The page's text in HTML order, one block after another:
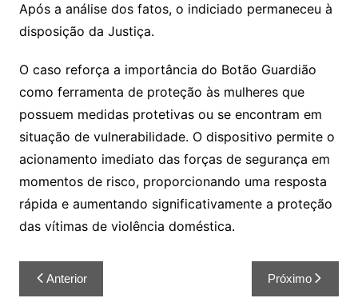
Após a análise dos fatos, o indiciado permaneceu à
disposição da Justiça.
O caso reforça a importância do Botão Guardião
como ferramenta de proteção às mulheres que
possuem medidas protetivas ou se encontram em
situação de vulnerabilidade. O dispositivo permite o
acionamento imediato das forças de segurança em
momentos de risco, proporcionando uma resposta
rápida e aumentando significativamente a proteção
das vítimas de violência doméstica.
Anterior Próximo